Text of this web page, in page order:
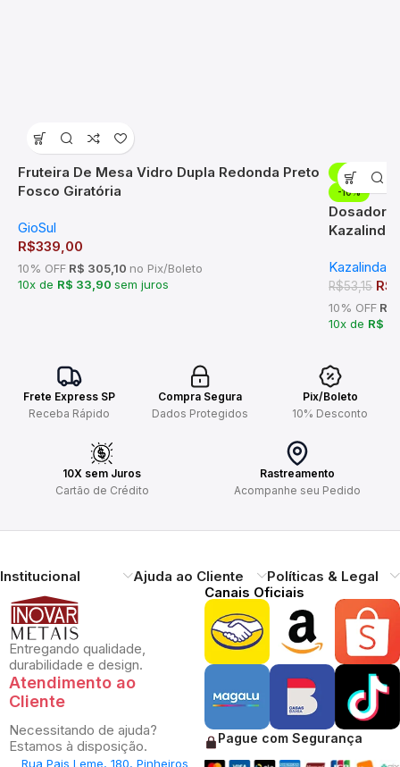
Fruteira De Mesa Vidro Dupla Redonda Preto
Fosco Giratória
GioSul
R$339,00
10% OFF R$ 305,10 no Pix/Boleto
10x de R$ 33,90 sem juros
-10%
-10%
Dosador
Kazalinda
Kazalinda
R$53,15 R$
10% OFF
10x de R$
Frete Express SP
Receba Rápido
Compra Segura
Dados Protegidos
Pix/Boleto
10% Desconto
10X sem Juros
Cartão de Crédito
Rastreamento
Acompanhe seu Pedido
Institucional Ajuda ao Cliente Políticas & Legal
Entregando qualidade,
durabilidade e design.
Atendimento ao
Cliente
Necessitando de ajuda?
Estamos à disposição.
Rua Pais Leme, 180, Pinheiros
Canais Oficiais
Pague com Segurança